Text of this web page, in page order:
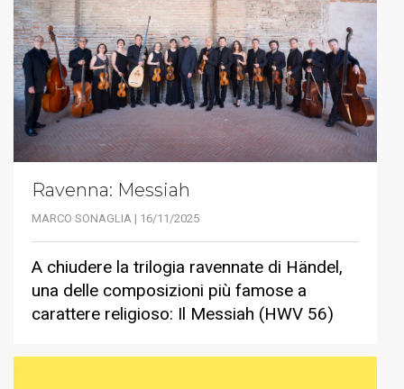
Ravenna: Messiah
MARCO SONAGLIA | 16/11/2025
A chiudere la trilogia ravennate di Händel,
una delle composizioni più famose a
carattere religioso: Il Messiah (HWV 56)